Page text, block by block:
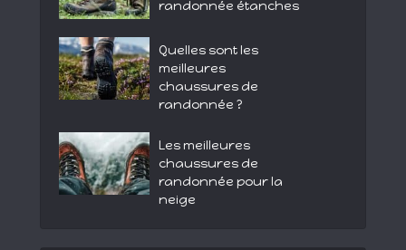
randonnée étanches
Quelles sont les
meilleures
chaussures de
randonnée ?
Les meilleures
chaussures de
randonnée pour la
neige